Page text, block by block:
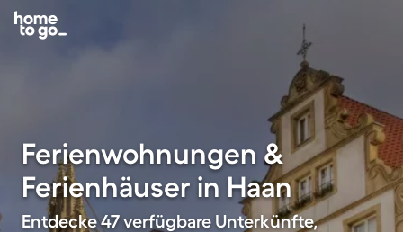
Ferienwohnungen &
Ferienhäuser in Haan
Entdecke 47 verfügbare Unterkünfte,